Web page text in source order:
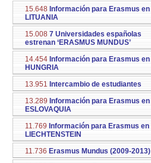
15.648 Información para Erasmus en
LITUANIA
15.008 7 Universidades españolas
estrenan ‘ERASMUS MUNDUS’
14.454 Información para Erasmus en
HUNGRIA
13.951 Intercambio de estudiantes
13.289 Información para Erasmus en
ESLOVAQUIA
11.769 Información para Erasmus en
LIECHTENSTEIN
11.736 Erasmus Mundus (2009-2013)